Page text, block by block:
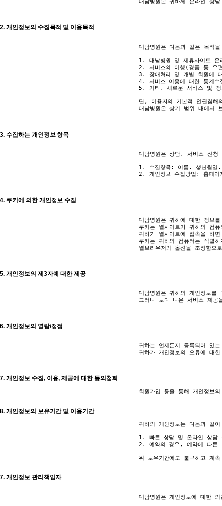
2. 개인정보의 수집목적 및 이용목적
3. 수집하는 개인정보 항목
4. 쿠키에 의한 개인정보 수집
5. 개인정보의 제3자에 대한 제공
6. 개인정보의 열람/정정
7. 개인정보 수집, 이용, 제공에 대한 동의철회
8. 개인정보의 보유기간 및 이용기간
7. 개인정보 관리책임자